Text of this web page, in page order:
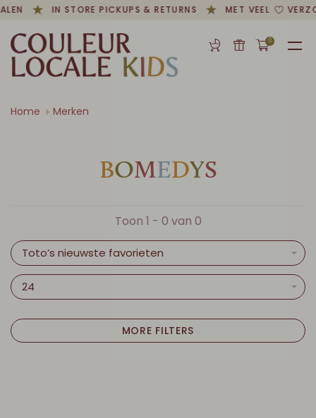
IN STORE PICKUPS & RETURNS MET VEEL
0
Home Merken
BOMEDYS
Toon 1 - 0 van 0
Toto’s nieuwste favorieten
24
MORE FILTERS